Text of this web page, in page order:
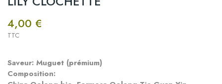
4,00 €
TTC
Saveur: Muguet (prémium)
Composition: